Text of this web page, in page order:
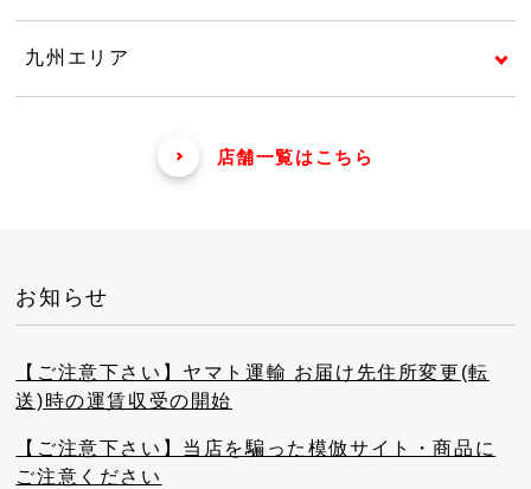
九州エリア
店舗一覧はこちら
お知らせ
【ご注意下さい】ヤマト運輸 お届け先住所変更(転
送)時の運賃収受の開始
【ご注意下さい】当店を騙った模倣サイト・商品に
ご注意ください